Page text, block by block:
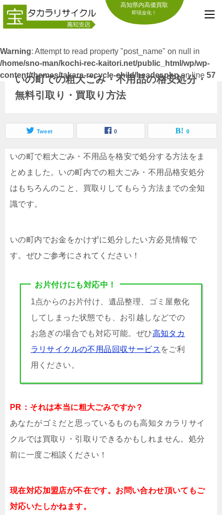
高知県内高価買取
即現金化！
Warning: Attempt to read property "post_name" on null in
/home/sno-man/kochi-rec-kaitori.net/public_html/wp/wp-
content/themes/takara-recycle-child/header.phpon line 57
いの町での粗大ごみ・不用品の格安処分・
無料引取り・買取り方法
Tweet 0 0
いの町で粗大ごみ・不用品を格安で処分する方法をま
とめました。いの町内での粗大ごみ・不用品格安処分
はもちろんのこと、買取りしてもらう方法までの全知
識です。
いの町内でお金をかけずに処分したい方必見情報で
す。ぜひご参考にされてください！
お片付けにも対応中！
1点からのお片付け、遺品整理、ゴミ屋敷化
してしまった状態でも、お引越しなどでの
お急ぎの場合でも対応可能。ぜひ高知タカ
ラリサイクルの不用品回収サービス をご利
用ください。
PR：それは本当に粗大ごみですか？
あなたがゴミだと思っているものも高知タカラリサイ
クルでは買取り・引取りできるかもしれません。処分
前に一度ご相談ください！
現在対応加盟店が不在です。お問い合わせ頂いてもご
対応いたしかねます。